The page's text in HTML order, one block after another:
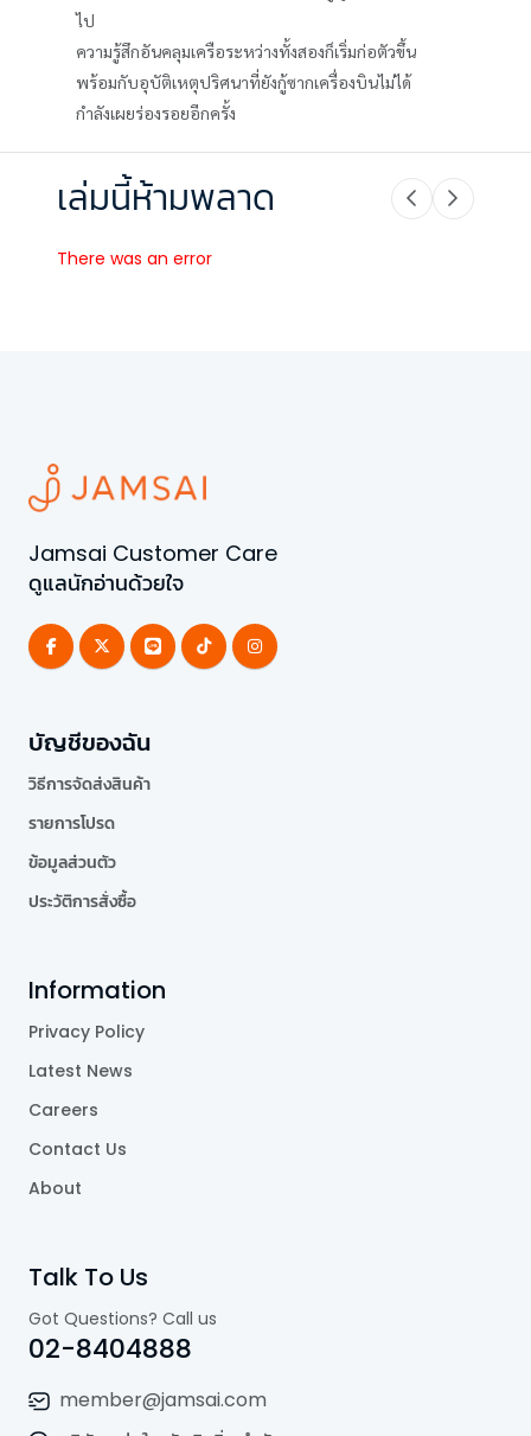
ไป
ความรู้สึกอันคลุมเครือระหว่างทั้งสองก็เริ่มก่อตัวขึ้น
พร้อมกับอุบัติเหตุปริศนาที่ยังกู้ซากเครื่องบินไม่ได้
กำลังเผยร่องรอยอีกครั้ง
เล่มนี้ห้ามพลาด
There was an error
Jamsai Customer Care
ดูแลนักอ่านด้วยใจ
บัญชีของฉัน
วิธีการจัดส่งสินค้า
รายการโปรด
ข้อมูลส่วนตัว
ประวัติการสั่งซื้อ
Information
Privacy Policy
Latest News
Careers
Contact Us
About
Talk To Us
Got Questions? Call us
02-8404888
member@jamsai.com